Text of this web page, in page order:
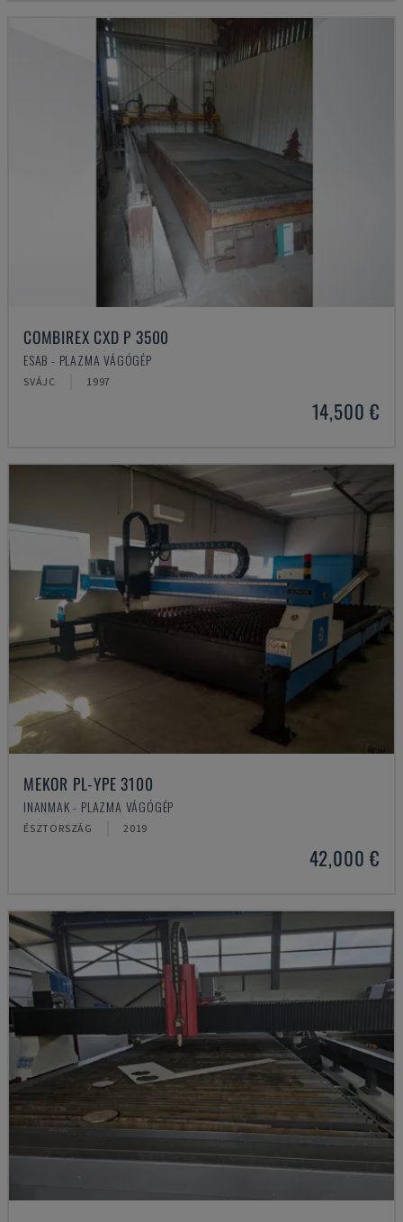
COMBIREX CXD P 3500
ESAB - PLAZMA VÁGÓGÉP
SVÁJC 1997
14,500 €
MEKOR PL-YPE 3100
INANMAK - PLAZMA VÁGÓGÉP
ÉSZTORSZÁG 2019
42,000 €